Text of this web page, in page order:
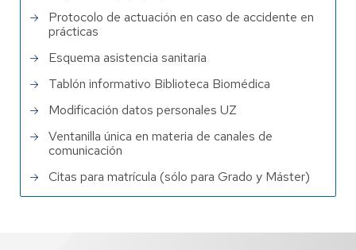
Protocolo de actuación en caso de accidente en
prácticas
Esquema asistencia sanitaria
Tablón informativo Biblioteca Biomédica
Modificación datos personales UZ
Ventanilla única en materia de canales de
comunicación
Citas para matrícula (sólo para Grado y Máster)